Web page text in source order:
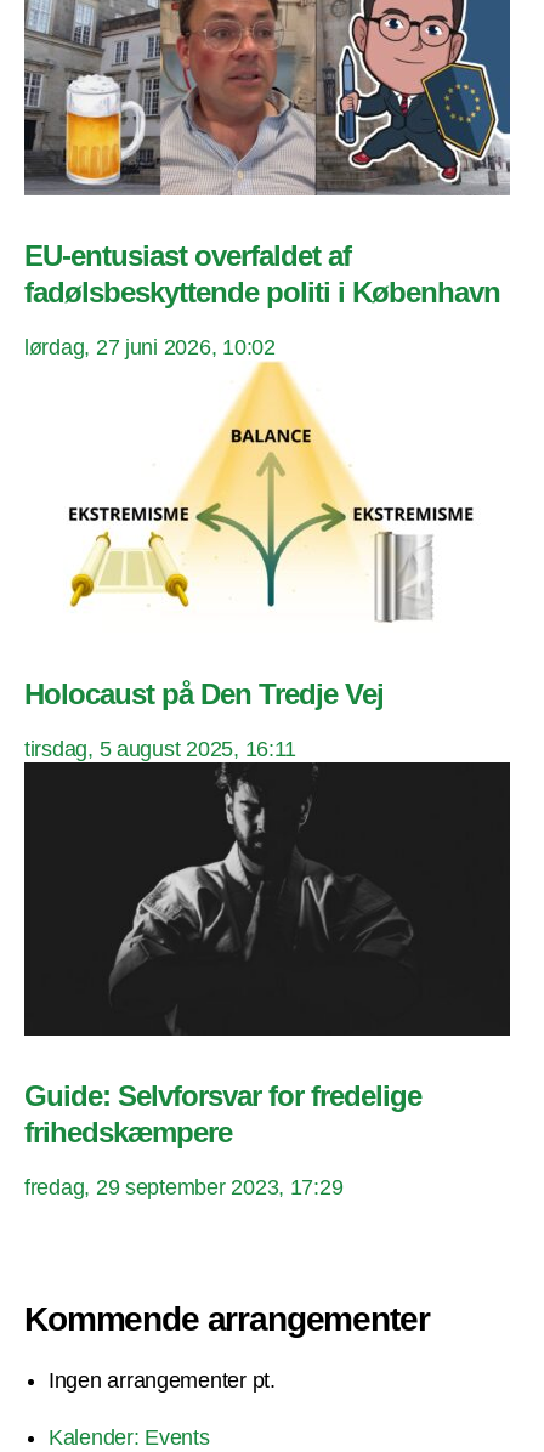
EU-entusiast overfaldet af
fadølsbeskyttende politi i København
lørdag, 27 juni 2026, 10:02
Holocaust på Den Tredje Vej
tirsdag, 5 august 2025, 16:11
Guide: Selvforsvar for fredelige
frihedskæmpere
fredag, 29 september 2023, 17:29
Kommende arrangementer
Ingen arrangementer pt.
Kalender: Events